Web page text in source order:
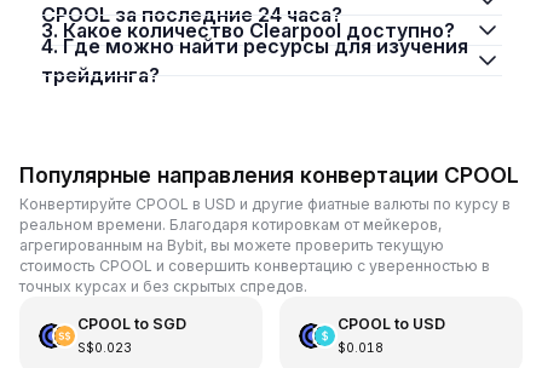
CPOOL за последние 24 часа?
3. Какое количество Clearpool доступно?
4. Где можно найти ресурсы для изучения
трейдинга?
Популярные направления конвертации CPOOL
Конвертируйте CPOOL в USD и другие фиатные валюты по курсу в
реальном времени. Благодаря котировкам от мейкеров,
агрегированным на Bybit, вы можете проверить текущую
стоимость CPOOL и совершить конвертацию с уверенностью в
точных курсах и без скрытых спредов.
CPOOLto SGD
S$0.023
CPOOLto USD
$0.018